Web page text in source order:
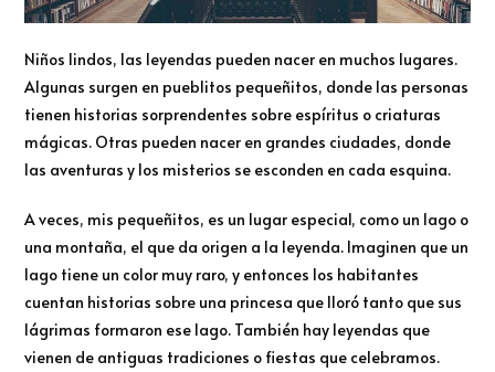
Niños lindos, las leyendas pueden nacer en muchos lugares.
Algunas surgen en pueblitos pequeñitos, donde las personas
tienen historias sorprendentes sobre espíritus o criaturas
mágicas. Otras pueden nacer en grandes ciudades, donde
las aventuras y los misterios se esconden en cada esquina.
A veces, mis pequeñitos, es un lugar especial, como un lago o
una montaña, el que da origen a la leyenda. Imaginen que un
lago tiene un color muy raro, y entonces los habitantes
cuentan historias sobre una princesa que lloró tanto que sus
lágrimas formaron ese lago. También hay leyendas que
vienen de antiguas tradiciones o fiestas que celebramos.